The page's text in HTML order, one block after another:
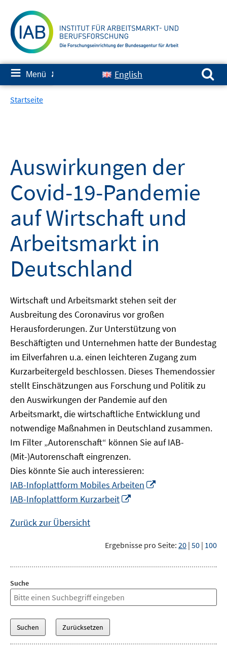
zum
Inhalt
≡ Menü ✘ English
Suchen nach:
Startseite
Auswirkungen der
Covid-19-Pandemie
auf Wirtschaft und
Arbeitsmarkt in
Deutschland
Wirtschaft und Arbeitsmarkt stehen seit der
Ausbreitung des Coronavirus vor großen
Herausforderungen. Zur Unterstützung von
Beschäftigten und Unternehmen hatte der Bundestag
im Eilverfahren u.a. einen leichteren Zugang zum
Kurzarbeitergeld beschlossen. Dieses Themendossier
stellt Einschätzungen aus Forschung und Politik zu
den Auswirkungen der Pandemie auf den
Arbeitsmarkt, die wirtschaftliche Entwicklung und
notwendige Maßnahmen in Deutschland zusammen.
Im Filter „Autorenschaft“ können Sie auf IAB-
(Mit-)Autorenschaft eingrenzen.
Dies könnte Sie auch interessieren:
IAB-Infoplattform Mobiles Arbeiten
IAB-Infoplattform Kurzarbeit
Zurück zur Übersicht
Ergebnisse pro Seite: 20 | 50 | 100
Suche